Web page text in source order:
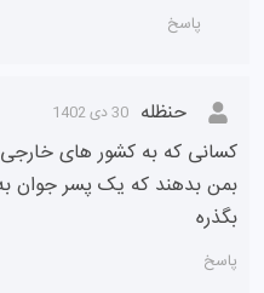
پاسخ
حنظله 30 دی 1402
کسانی که به کشور های
بمن بدهند که یک پسر جوان
بگذره
پاسخ